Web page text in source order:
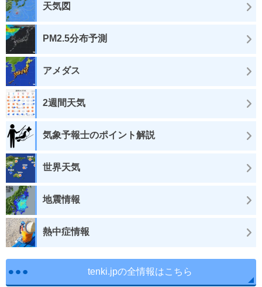
天気図
PM2.5分布予測
アメダス
2週間天気
気象予報士のポイント解説
世界天気
地震情報
熱中症情報
tenki.jpの全情報はこちら